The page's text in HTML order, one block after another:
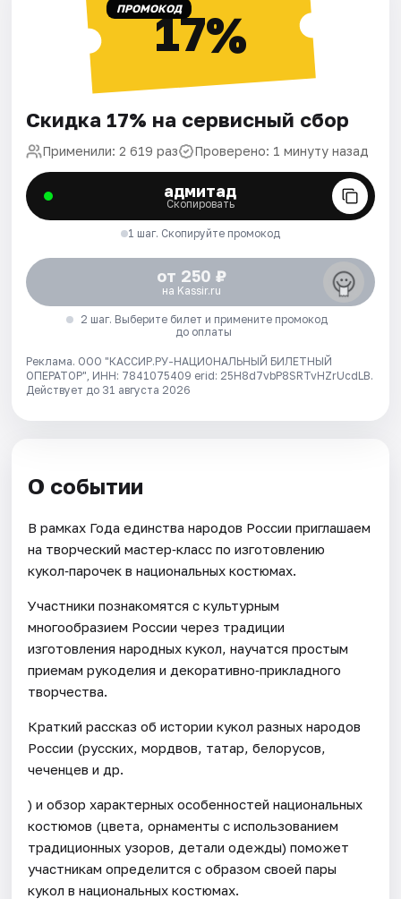
ПРОМОКОД17%
Скидка 17% на сервисный сбор
Применили: 2 619 раз Проверено: 1 минуту назад
адмитад
Скопировать
1 шаг. Скопируйте промокод
от 250 ₽
на Kassir.ru
2 шаг. Выберите билет и примените промокод
до оплаты
Реклама. ООО "КАССИР.РУ-НАЦИОНАЛЬНЫЙ БИЛЕТНЫЙ
ОПЕРАТОР", ИНН: 7841075409 erid: 25H8d7vbP8SRTvHZrUcdLB.
Действует до 31 августа 2026
О событии
В рамках Года единства народов России приглашаем
на творческий мастер‑класс по изготовлению
кукол‑парочек в национальных костюмах.
Участники познакомятся с культурным
многообразием России через традиции
изготовления народных кукол, научатся простым
приемам рукоделия и декоративно‑прикладного
творчества.
Краткий рассказ об истории кукол разных народов
России (русских, мордвов, татар, белорусов,
чеченцев и др.
) и обзор характерных особенностей национальных
костюмов (цвета, орнаменты с использованием
традиционных узоров, детали одежды) поможет
участникам определится с образом своей пары
кукол в национальных костюмах.